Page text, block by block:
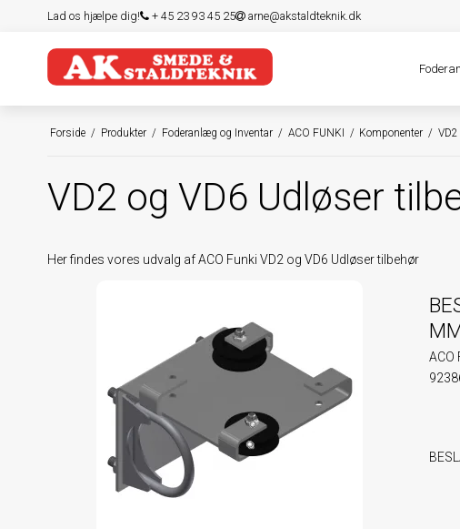
Lad os hjælpe dig! + 45 23 93 45 25 arne@akstaldteknik.dk
Forside / Produkter / Foderanlæg og Inventar / ACO FUNKI / Komponenter /
VD2 og VD6 Udløser
Her findes vores udvalg af ACO Funki VD2 og VD6 Udløser tilbehør
ACO